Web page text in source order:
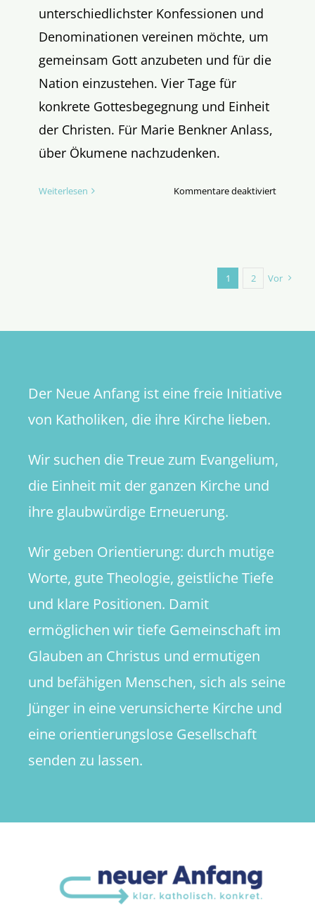
unterschiedlichster Konfessionen und
Denominationen vereinen möchte, um
gemeinsam Gott anzubeten und für die
Nation einzustehen. Vier Tage für
konkrete Gottesbegegnung und Einheit
der Christen. Für Marie Benkner Anlass,
über Ökumene nachzudenken.
Weiterlesen Kommentare deaktiviertfür
unter
1 2 Vor
Der Neue Anfang ist eine freie Initiative
von Katholiken, die ihre Kirche lieben.
Wir suchen die Treue zum Evangelium,
die Einheit mit der ganzen Kirche und
ihre glaubwürdige Erneuerung.
Wir geben Orientierung: durch mutige
Worte, gute Theologie, geistliche Tiefe
und klare Positionen. Damit
ermöglichen wir tiefe Gemeinschaft im
Glauben an Christus und ermutigen
und befähigen Menschen, sich als seine
Jünger in eine verunsicherte Kirche und
eine orientierungslose Gesellschaft
senden zu lassen.